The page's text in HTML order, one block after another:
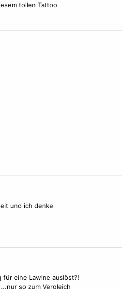
tollen Tattoo
und ich denke
für eine Lawine auslöst?!
so zum Vergleich